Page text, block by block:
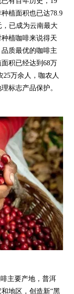
植面积也已达78.9
，已成为云南最大
植咖啡来说得天
质最优的咖啡主
积已经达到68万
万余人，咖农人
标志产品保护。
主要产地，普洱
地区，创造新“黑